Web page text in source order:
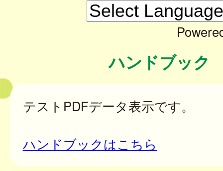
ハンドブック
テストPDFデータ表示です。
ハンドブックはこちら